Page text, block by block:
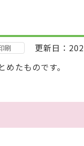
刷
更新日：
たものです。